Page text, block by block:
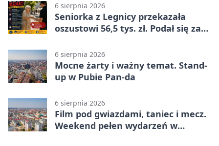
6 sierpnia 2026
Seniorka z Legnicy przekazała
oszustowi 56,5 tys. zł. Podał się za
6 sierpnia 2026
Mocne żarty i ważny temat. Stand-
up w Pubie Pan-da
6 sierpnia 2026
Film pod gwiazdami, taniec i mecz.
Weekend pełen wydarzeń w